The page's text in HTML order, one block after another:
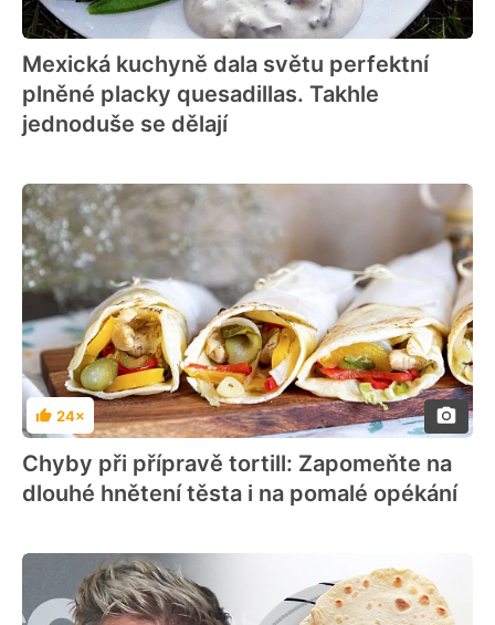
Mexická kuchyně dala světu perfektní
plněné placky quesadillas. Takhle
jednoduše se dělají
Hodnocení
24×
Chyby při přípravě tortill: Zapomeňte na
dlouhé hnětení těsta i na pomalé opékání